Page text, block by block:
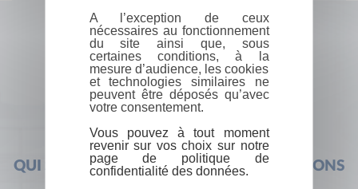
QUI SOMMES-NOUS ? FOIRE AUX QUESTIONS
A l’exception de ceux
nécessaires au fonctionnement
du site ainsi que, sous
certaines conditions, à la
mesure d’audience, les cookies
et technologies similaires ne
peuvent être déposés qu’avec
votre consentement.
Vous pouvez à tout moment
revenir sur vos choix sur notre
page de politique de
confidentialité des données.